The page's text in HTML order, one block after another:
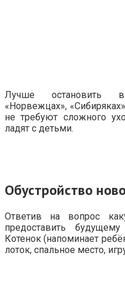
Лучше остановить
«Норвежцах»,
не требуют сложного
ладят с детьми.
Обустройство
Ответив на вопрос
предоставить
Котенок (напоминает
лоток, спальное место,